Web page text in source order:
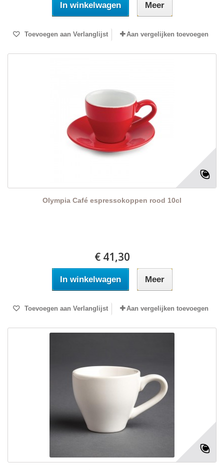
In winkelwagen Meer
Toevoegen aan Verlanglijst Aan vergelijken toevoegen
Olympia Café espressokoppen rood 10cl
€ 41,30
In winkelwagen Meer
Toevoegen aan Verlanglijst Aan vergelijken toevoegen